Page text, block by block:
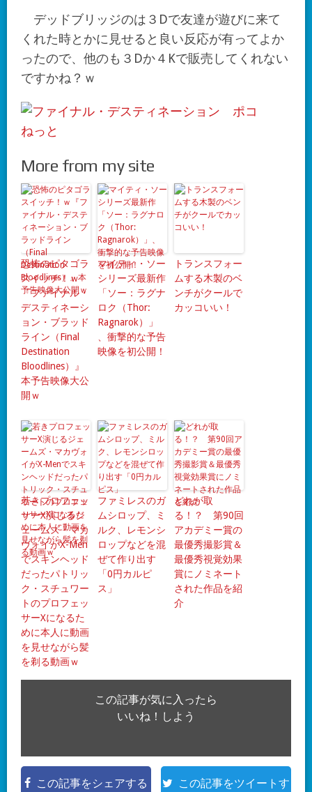
デッドブリッジのは３Dで友達が遊びに来て
くれた時とかに見せると良い反応が有ってよか
ったので、他のも３Dか４Kで販売してくれない
ですかね？ｗ
More from my site
恐怖のピタゴラ
スイッチ！ｗ
『ファイナル・
デスティネーシ
ョン・ブラッド
ライン（Final
Destination
Bloodlines）』
本予告映像大公
開ｗ
マイティ・ソー
シリーズ最新作
「ソー：ラグナ
ロク（Thor:
Ragnarok）」
、衝撃的な予告
映像を初公開！
トランスフォー
ムする木製のベ
ンチがクールで
カッコいい！
若きプロフェッ
サーX演じるジ
ェームズ・マカ
ヴォイがX-Men
でスキンヘッド
だったパトリッ
ク・スチュワー
トのプロフェッ
サーXになるた
めに本人に動画
を見せながら髪
を剃る動画ｗ
ファミレスのガ
ムシロップ、ミ
ルク、レモンシ
ロップなどを混
ぜて作り出す
「0円カルピ
ス」
どれが取
る！？ 第90回
アカデミー賞の
最優秀撮影賞＆
最優秀視覚効果
賞にノミネート
された作品を紹
介
この記事が気に入ったら
いいね！しよう
この記事をシェアする この記事をツイートす